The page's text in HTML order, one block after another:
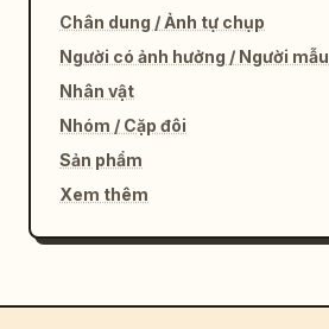
Chân dung / Ảnh tự chụp
Người có ảnh hưởng / Người mẫu
Nhân vật
Nhóm / Cặp đôi
Sản phẩm
Xem thêm